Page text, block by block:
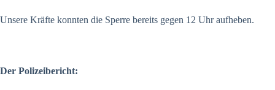
Unse­re Kräf­te konn­ten die Sper­re bereits gegen 12 Uhr auf­he­ben.
Der Poli­zei­be­richt: